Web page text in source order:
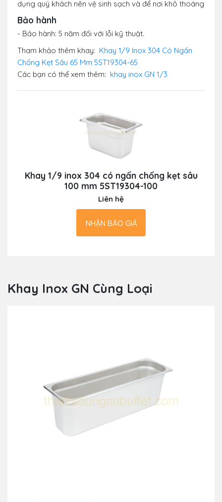
dụng quý khách nên vệ sinh sạch và để nơi khô thoáng
Bảo hành
- Bảo hành: 5 năm đối với lỗi kỹ thuật.
Tham khảo thêm khay: Khay 1/9 Inox 304 Có Ngấn
Chống Kẹt Sâu 65 Mm 5ST19304-65
Các bạn có thể xem thêm: khay inox GN 1/3
Khay 1/9 inox 304 có ngấn chống kẹt sâu
100 mm 5ST19304-100
Liên hệ
NHẬN BÁO GIÁ
Khay Inox GN Cùng Loại